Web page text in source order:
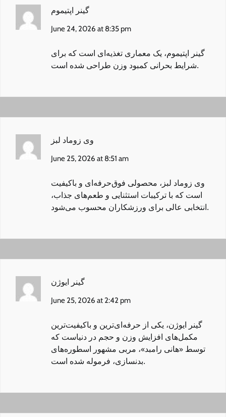
گینر اپتیموم
June 24, 2026 at 8:35 pm
گینر اپتیموم، یک معماری تغذیه‌ای است که برای
شرایط بحرانی کمبود وزن طراحی شده است.
وی زوماد لبز
June 25, 2026 at 8:51 am
وی زوماد لبز ، محصولی فوق‌حرفه‌ای و باکیفیت
است که با ترکیبات استثنایی و طعم‌های جذاب،
انتخابی عالی برای ورزشکاران محسوب می‌شود.
گینر ایوژن
June 25, 2026 at 2:42 pm
گینر ایوژن، یکی از حرفه‌ای‌ترین و باکیفیت‌ترین
مکمل‌های افزایش وزن و حجم در دنیاست که
توسط «هانی رامبد»، مربی مشهور اسطوره‌های
بدنسازی، فرموله شده است.